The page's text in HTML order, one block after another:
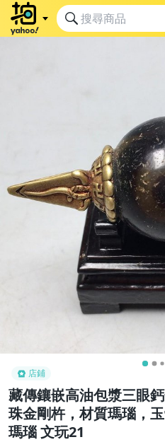
店鋪
藏傳鑲嵌高油包漿三眼
珠金剛杵，材質瑪瑙，
瑪瑙 文玩21